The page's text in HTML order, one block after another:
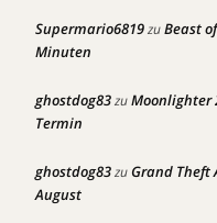
Supermario6819zuBeast
Minuten
ghostdog83zuMoonlighter
Termin
ghostdog83zuGrand Theft
August